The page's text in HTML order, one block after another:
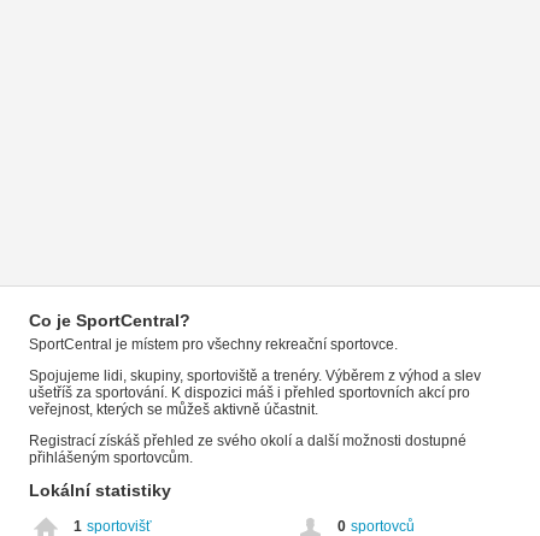
Co je SportCentral?
SportCentral je místem pro všechny rekreační sportovce.
Spojujeme lidi, skupiny, sportoviště a trenéry. Výběrem z výhod a slev
ušetříš za sportování. K dispozici máš i přehled sportovních akcí pro
veřejnost, kterých se můžeš aktivně účastnit.
Registrací získáš přehled ze svého okolí a další možnosti dostupné
přihlášeným sportovcům.
Lokální statistiky
1 sportovišť 0 sportovců